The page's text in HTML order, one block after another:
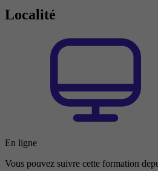
Localité
En ligne
Vous pouvez suivre cette formation